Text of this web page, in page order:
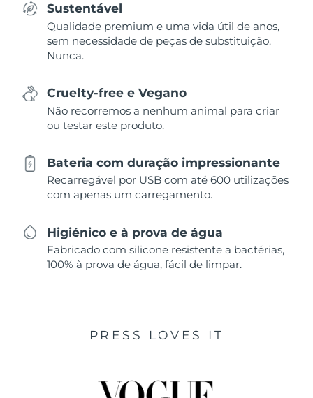
Sustentável
Qualidade premium e uma vida útil de anos,
sem necessidade de peças de substituição.
Nunca.
Cruelty-free e Vegano
Não recorremos a nenhum animal para criar
ou testar este produto.
Bateria com duração impressionante
Recarregável por USB com até 600 utilizações
com apenas um carregamento.
Higiénico e à prova de água
Fabricado com silicone resistente a bactérias,
100% à prova de água, fácil de limpar.
PRESS LOVES IT